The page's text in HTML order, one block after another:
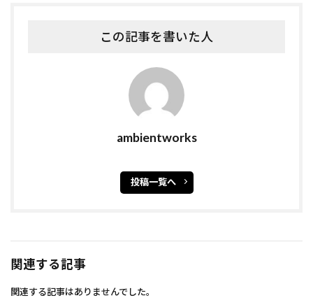
この記事を書いた人
ambientworks
投稿一覧へ
関連する記事
関連する記事はありませんでした。